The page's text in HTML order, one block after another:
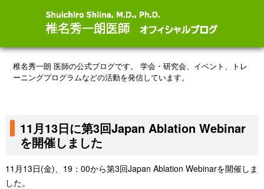
椎名秀一朗 医師の公式ブログです。
学会・研究会、イベント、トレ
ーニングプログラムなどの活動を発信しています。
11月13日に第3回Japan Ablation Webinar
を開催しました
11月13日(金)、19：00から第3回Japan Ablation Webinarを開催しま
した。